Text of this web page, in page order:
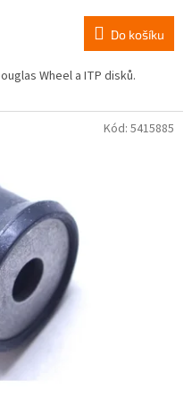
Do košíku
Wheel a ITP disků.
Kód: 5415885